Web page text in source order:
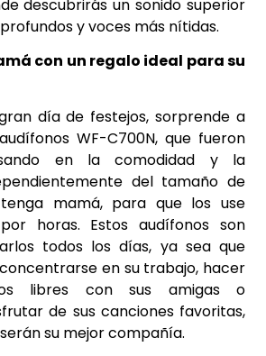
descubrirás un sonido superior
y voces más nítidas.
con un regalo ideal para su
día de festejos, sorprende a
WF-C700N, que fueron
en la comodidad y la
del tamaño de
mamá, para que los use
horas. Estos audífonos son
todos los días, ya sea que
en su trabajo, hacer
libres con sus amigas o
de sus canciones favoritas,
su mejor compañía.